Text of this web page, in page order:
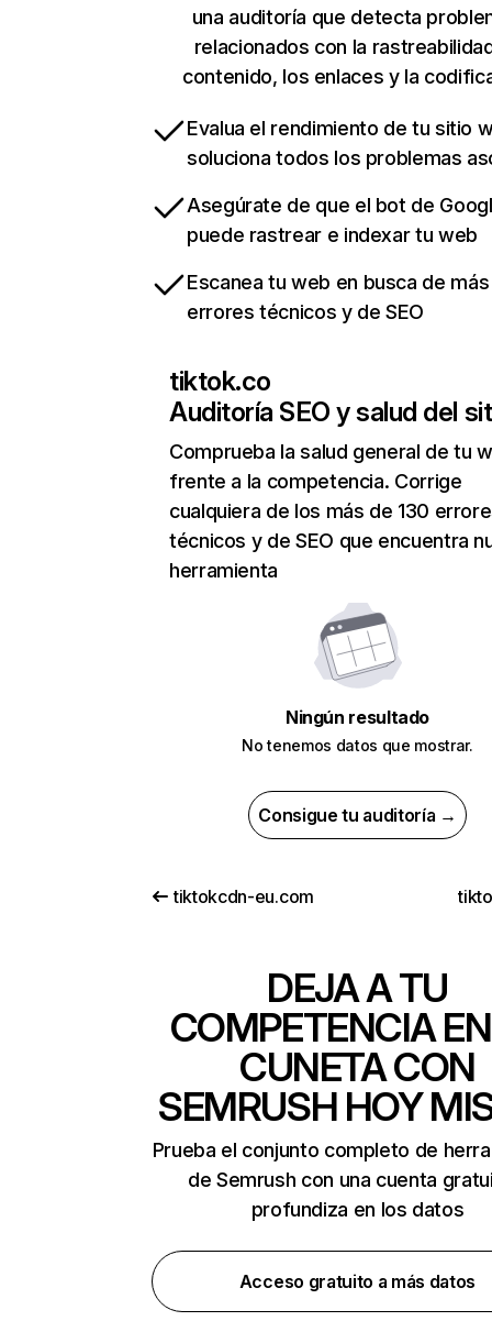
una auditoría que detecta
relacionados con la
contenido, los enlaces y la
Evalua el rendimiento de tu sitio
soluciona todos los problemas
Asegúrate de que el bot de
puede rastrear e indexar tu web
Escanea tu web en busca de
errores técnicos y de SEO
tiktok.co
Auditoría SEO y salud del
Comprueba la salud general de tu
frente a la competencia. Corrige
cualquiera de los más de 130
técnicos y de SEO que encuentra
herramienta
Ningún resultado
No tenemos datos que mostrar.
Consigue tu auditoría →
tiktokcdn-eu.com
DEJA A TU
COMPETENCIA
CUNETA CON
SEMRUSH HOY
Prueba el conjunto completo de
de Semrush con una cuenta
profundiza en los datos
Acceso gratuito a más datos